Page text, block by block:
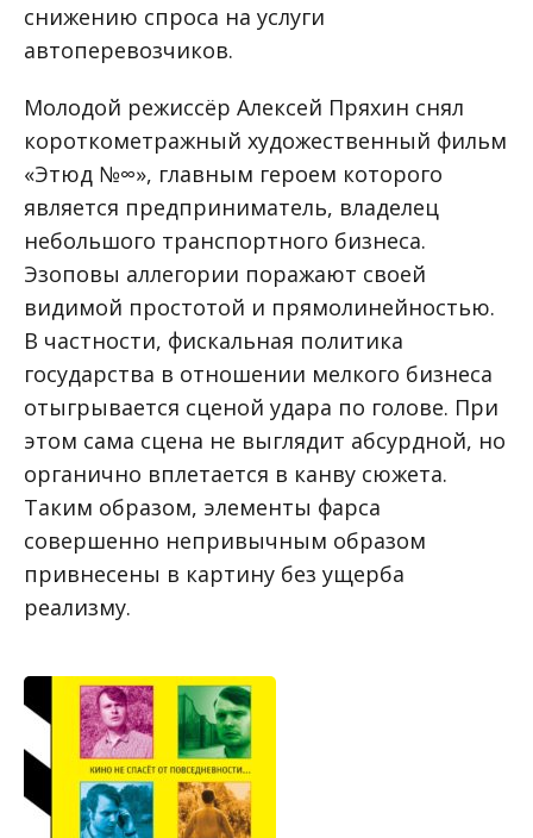
снижению спроса на услуги
автоперевозчиков.
Молодой режиссёр Алексей Пряхин снял
короткометражный художественный фильм
«Этюд №∞», главным героем которого
является предприниматель, владелец
небольшого транспортного бизнеса.
Эзоповы аллегории поражают своей
видимой простотой и прямолинейностью.
В частности, фискальная политика
государства в отношении мелкого бизнеса
отыгрывается сценой удара по голове. При
этом сама сцена не выглядит абсурдной, но
органично вплетается в канву сюжета.
Таким образом, элементы фарса
совершенно непривычным образом
привнесены в картину без ущерба
реализму.